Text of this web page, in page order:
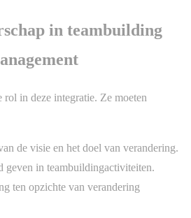
in teambuilding
rol in deze integratie. Ze moeten
de visie en het doel van verandering.
geven in teambuildingactiviteiten.
ten opzichte van verandering